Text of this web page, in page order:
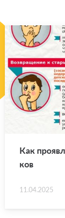
Как
ков
11.04.2025